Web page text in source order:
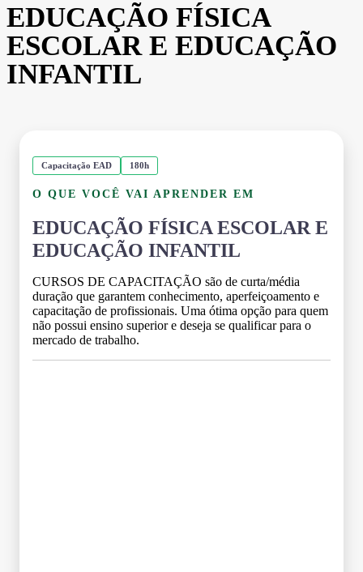
EDUCAÇÃO FÍSICA
ESCOLAR E EDUCAÇÃO
INFANTIL
Capacitação EAD 180h
O QUE VOCÊ VAI APRENDER EM
EDUCAÇÃO FÍSICA ESCOLAR E
EDUCAÇÃO INFANTIL
CURSOS DE CAPACITAÇÃO são de curta/média
duração que garantem conhecimento, aperfeiçoamento e
capacitação de profissionais. Uma ótima opção para quem
não possui ensino superior e deseja se qualificar para o
mercado de trabalho.